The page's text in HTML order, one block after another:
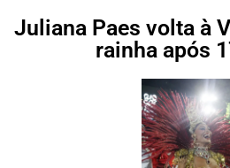
Juliana Paes volta à
rainha após